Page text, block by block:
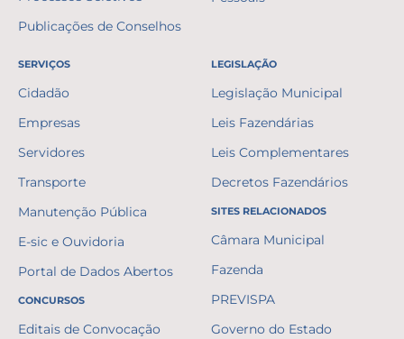
Publicações de Conselhos
SERVIÇOS
Cidadão
Empresas
Servidores
Transporte
Manutenção Pública
E-sic e Ouvidoria
Portal de Dados Abertos
CONCURSOS
Editais de Convocação
LEGISLAÇÃO
Legislação Municipal
Leis Fazendárias
Leis Complementares
Decretos Fazendários
SITES RELACIONADOS
Câmara Municipal
Fazenda
PREVISPA
Governo do Estado